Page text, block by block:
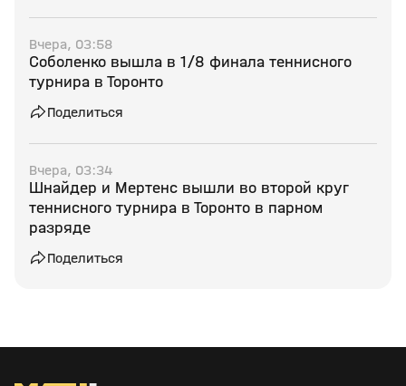
Вчера, 03:58
Соболенко вышла в 1/8 финала теннисного
турнира в Торонто
Поделиться
Вчера, 03:34
Шнайдер и Мертенс вышли во второй круг
теннисного турнира в Торонто в парном
разряде
Поделиться